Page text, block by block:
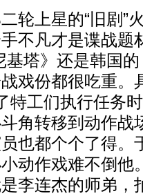
上星的“旧剧”
不凡才是谍战题
基塔》还是韩国
戏份都很吃重。
特工们执行任务
角转移到动作战
也都个个了得。
动作戏难不倒他
李连杰的师弟，